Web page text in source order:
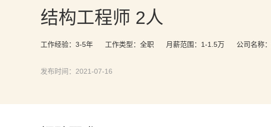
结构工程师 2人
工作经验：3-5年 工作类型：全职 月薪范围：1-1.5万 公司名称：
发布时间：2021-07-16